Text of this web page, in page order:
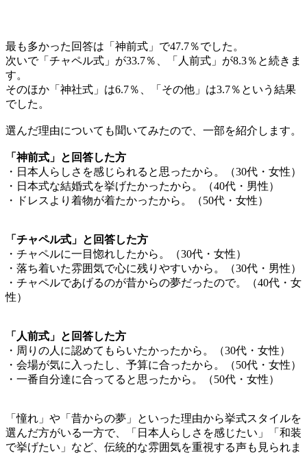
最も多かった回答は「神前式」で47.7％でした。
次いで「チャペル式」が33.7％、「人前式」が8.3％と続きま
す。
そのほか「神社式」は6.7％、「その他」は3.7％という結果
でした。
選んだ理由についても聞いてみたので、一部を紹介します。
「神前式」と回答した方
・日本人らしさを感じられると思ったから。（30代・女性）
・日本式な結婚式を挙げたかったから。（40代・男性）
・ドレスより着物が着たかったから。（50代・女性）
「チャペル式」と回答した方
・チャペルに一目惚れしたから。（30代・女性）
・落ち着いた雰囲気で心に残りやすいから。（30代・男性）
・チャペルであげるのが昔からの夢だったので。（40代・女
性）
「人前式」と回答した方
・周りの人に認めてもらいたかったから。（30代・女性）
・会場が気に入ったし、予算に合ったから。（50代・女性）
・一番自分達に合ってると思ったから。（50代・女性）
「憧れ」や「昔からの夢」といった理由から挙式スタイルを
選んだ方がいる一方で、「日本人らしさを感じたい」「和装
で挙げたい」など、伝統的な雰囲気を重視する声も見られま